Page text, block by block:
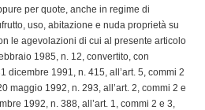
per quote, anche in regime di
uso, abitazione e nuda proprietà su
le agevolazioni di cui al presente articolo
1985, n. 12, convertito, con
dicembre 1991, n. 415, all’art. 5, commi 2
maggio 1992, n. 293, all’art. 2, commi 2 e
1992, n. 388, all’art. 1, commi 2 e 3,